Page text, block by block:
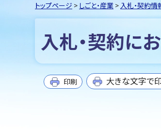
トップページ > しごと・産業 >入札・契約情
入札・契約に
印刷 大きな文字で